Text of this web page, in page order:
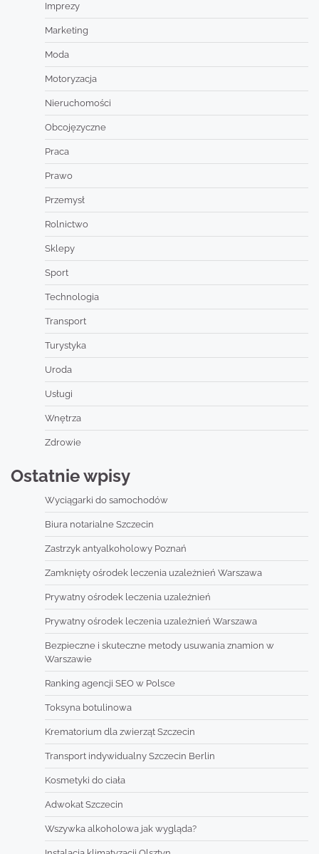
Imprezy
Marketing
Moda
Motoryzacja
Nieruchomości
Obcojęzyczne
Praca
Prawo
Przemysł
Rolnictwo
Sklepy
Sport
Technologia
Transport
Turystyka
Uroda
Usługi
Wnętrza
Zdrowie
Ostatnie wpisy
Wyciągarki do samochodów
Biura notarialne Szczecin
Zastrzyk antyalkoholowy Poznań
Zamknięty ośrodek leczenia uzależnień Warszawa
Prywatny ośrodek leczenia uzależnień
Prywatny ośrodek leczenia uzależnień Warszawa
Bezpieczne i skuteczne metody usuwania znamion w
Warszawie
Ranking agencji SEO w Polsce
Toksyna botulinowa
Krematorium dla zwierząt Szczecin
Transport indywidualny Szczecin Berlin
Kosmetyki do ciała
Adwokat Szczecin
Wszywka alkoholowa jak wygląda?